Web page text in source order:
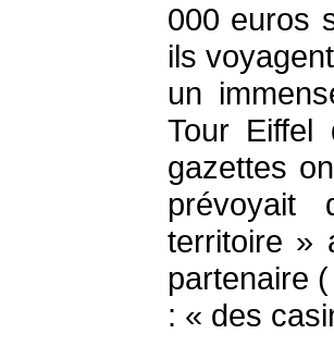
000 euros
ils
un
Tour Eiffel
gazettes
prévoyait
territoire »
partenaire
: « des